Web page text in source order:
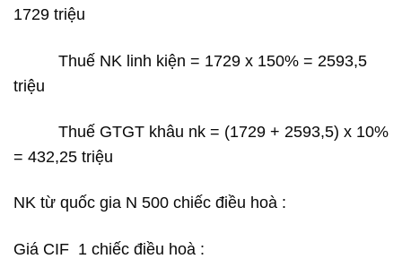
1729 triệu
Thuế NK linh kiện = 1729 x 150% = 2593,5
triệu
Thuế GTGT khâu nk = (1729 + 2593,5) x 10%
= 432,25 triệu
NK từ quốc gia N 500 chiếc điều hoà :
Giá CIF 1 chiếc điều hoà :